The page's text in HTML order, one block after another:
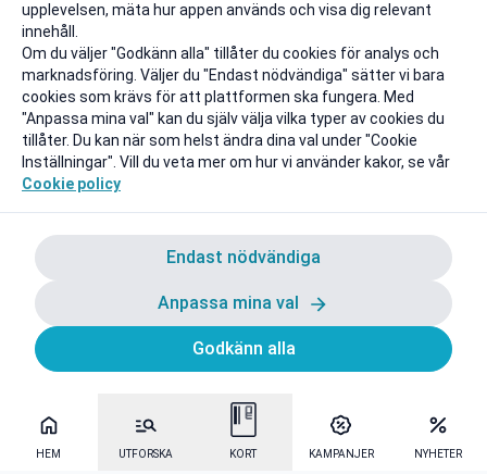
HEM UTFORSKA KORT KAMPANJER NYHETER
upplevelsen, mäta hur appen används och visa dig relevant
innehåll.
Om du väljer "Godkänn alla" tillåter du cookies för analys och
marknadsföring. Väljer du "Endast nödvändiga" sätter vi bara
cookies som krävs för att plattformen ska fungera. Med
"Anpassa mina val" kan du själv välja vilka typer av cookies du
tillåter. Du kan när som helst ändra dina val under "Cookie
Inställningar". Vill du veta mer om hur vi använder kakor, se vår
Cookie policy
Endast nödvändiga
Anpassa mina val
Godkänn alla